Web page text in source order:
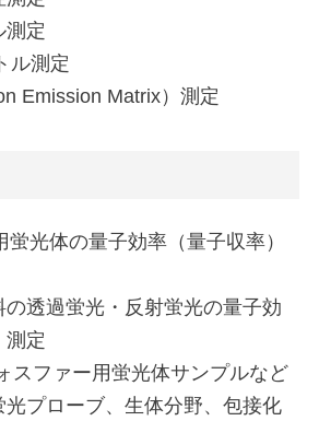
測定
ル測定
Emission Matrix）測定
蛍光体の量子効率（量子収率）
の透過蛍光・反射蛍光の量子効
測定
ファー用蛍光体サンプルなど
プローブ、生体分野、包接化